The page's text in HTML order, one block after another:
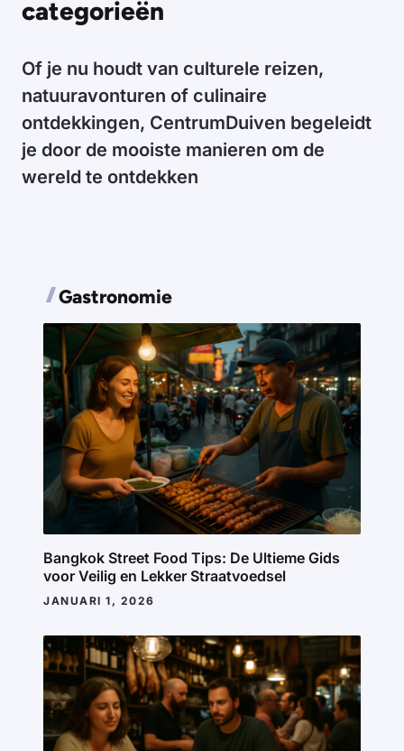
categorieën
Of je nu houdt van culturele reizen,
natuuravonturen of culinaire
ontdekkingen, CentrumDuiven begeleidt
je door de mooiste manieren om de
wereld te ontdekken
Gastronomie
Bangkok Street Food Tips: De Ultieme Gids
voor Veilig en Lekker Straatvoedsel
JANUARI 1, 2026